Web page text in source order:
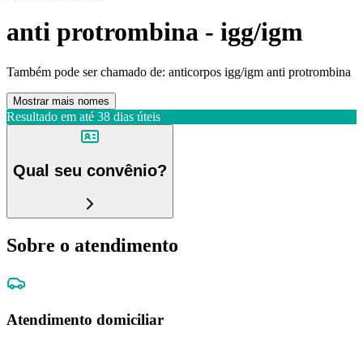
anti protrombina - igg/igm
Também pode ser chamado de: anticorpos igg/igm anti protrombina
Mostrar mais nomes
Resultado em até 38 dias úteis
Qual seu convênio?
Sobre o atendimento
Atendimento domiciliar